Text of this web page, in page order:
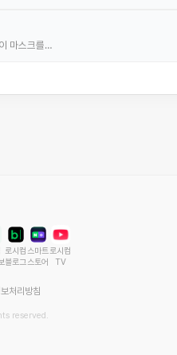
마스크를…
로시컴
블로그
스마트
스토어
로시컴
TV
처리방침
reserved.